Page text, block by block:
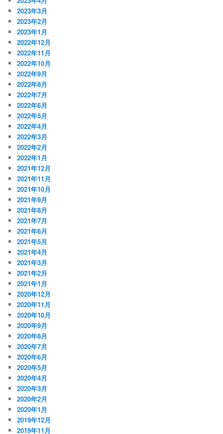
2023年3月
2023年2月
2023年1月
2022年12月
2022年11月
2022年10月
2022年9月
2022年8月
2022年7月
2022年6月
2022年5月
2022年4月
2022年3月
2022年2月
2022年1月
2021年12月
2021年11月
2021年10月
2021年9月
2021年8月
2021年7月
2021年6月
2021年5月
2021年4月
2021年3月
2021年2月
2021年1月
2020年12月
2020年11月
2020年10月
2020年9月
2020年8月
2020年7月
2020年6月
2020年5月
2020年4月
2020年3月
2020年2月
2020年1月
2019年12月
2019年11月